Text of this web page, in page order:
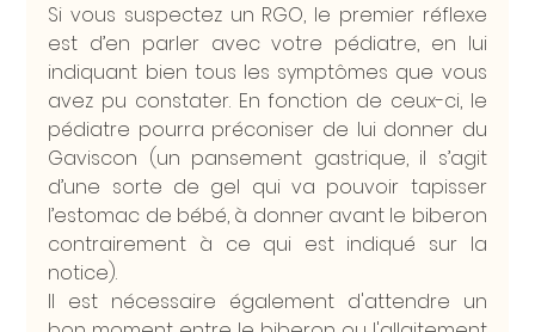
Si vous suspectez un RGO, le premier réflexe
est d’en parler avec votre pédiatre, en lui
indiquant bien tous les symptômes que vous
avez pu constater. En fonction de ceux-ci, le
pédiatre pourra préconiser de lui donner du
Gaviscon (un pansement gastrique, il s’agit
d’une sorte de gel qui va pouvoir tapisser
l’estomac de bébé, à donner avant le biberon
contrairement à ce qui est indiqué sur la
notice).
Il est nécessaire également d'attendre un